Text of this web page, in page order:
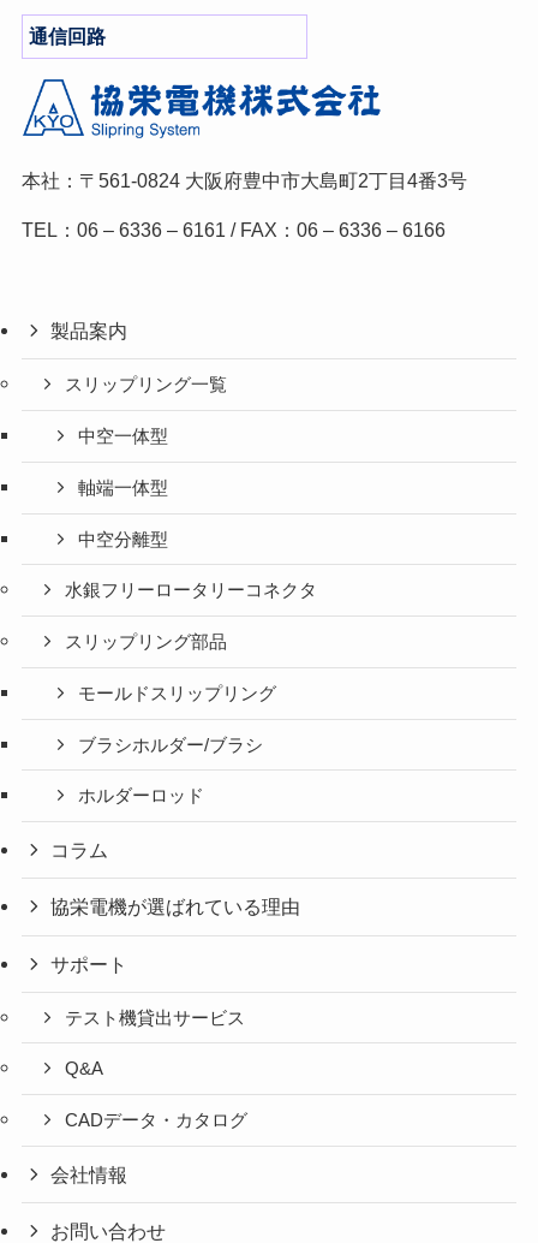
通信回路
本社：〒561-0824 大阪府豊中市大島町2丁目4番3号
TEL：06 – 6336 – 6161 / FAX：06 – 6336 – 6166
製品案内
スリップリング一覧
中空一体型
軸端一体型
中空分離型
水銀フリーロータリーコネクタ
スリップリング部品
モールドスリップリング
ブラシホルダー/ブラシ
ホルダーロッド
コラム
協栄電機が選ばれている理由
サポート
テスト機貸出サービス
Q&A
CADデータ・カタログ
会社情報
お問い合わせ